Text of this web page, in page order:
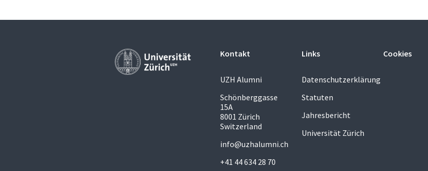
Kontakt
UZH Alumni
Schönberggasse
15A
8001 Zürich
Switzerland
info@uzhalumni.ch
+41 44 634 28 70
Links
Datenschutzerklärung
Statuten
Jahresbericht
Universität Zürich
Cookies